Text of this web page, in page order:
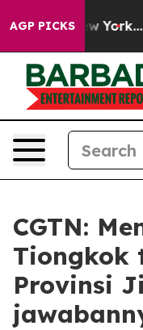
AGP PICKS
New York...
CGTN:
Tiongkok
Provinsi